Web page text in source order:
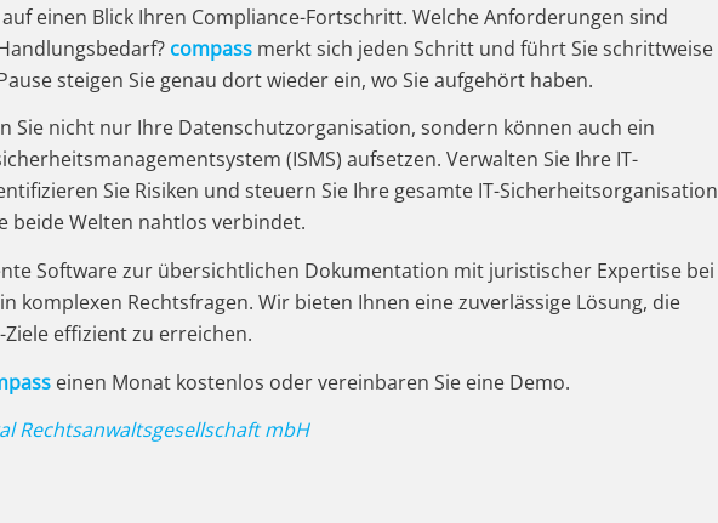
einen Blick Ihren Compliance-Fortschritt. Welche Anforderungen sind
compass merkt sich jeden Schritt und führt Sie schrittweise
steigen Sie genau dort wieder ein, wo Sie aufgehört haben.
Sie nicht nur Ihre Datenschutzorganisation, sondern können auch ein
(ISMS) aufsetzen. Verwalten Sie Ihre IT-
Sie Risiken und steuern Sie Ihre gesamte IT-Sicherheitsorganisation
beide Welten nahtlos verbindet.
Software zur übersichtlichen Dokumentation mit juristischer Expertise bei
komplexen Rechtsfragen. Wir bieten Ihnen eine zuverlässige Lösung, die
effizient zu erreichen.
einen Monat kostenlos oder vereinbaren Sie eine Demo.
Rechtsanwaltsgesellschaft mbH